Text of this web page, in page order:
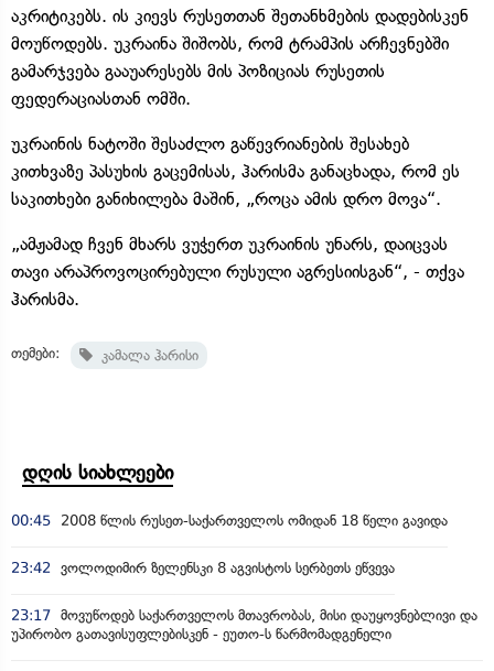
აკრიტიკებს. ის კიევს რუსეთთან შეთანხმების დადებისკენ
მოუწოდებს. უკრაინა შიშობს, რომ ტრამპის არჩევნებში
გამარჯვება გააუარესებს მის პოზიციას რუსეთის
ფედერაციასთან ომში.
უკრაინის ნატოში შესაძლო გაწევრიანების შესახებ
კითხვაზე პასუხის გაცემისას, ჰარისმა განაცხადა, რომ ეს
საკითხები განიხილება მაშინ, „როცა ამის დრო მოვა“.
„ამჟამად ჩვენ მხარს ვუჭერთ უკრაინის უნარს, დაიცვას
თავი არაპროვოცირებული რუსული აგრესიისგან“, - თქვა
ჰარისმა.
თემები: კამალა ჰარისი
დღის სიახლეები
00:45 2008 წლის რუსეთ-საქართველოს ომიდან 18 წელი გავიდა
23:42 ვოლოდიმირ ზელენსკი 8 აგვისტოს სერბეთს ეწვევა
23:17 მოვუწოდებ საქართველოს მთავრობას, მისი დაუყოვნებლივი და
უპირობო გათავისუფლებისკენ - ეუთო-ს წარმომადგენელი